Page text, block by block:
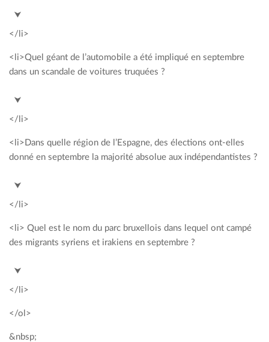
<span style= »color: #00a2c3; »>Train Worl</span>
⮟
</li>
<li>Quel géant de l’automobile a été impliqué en septembre
dans un scandale de voitures truquées ?
<span style= »color: #00a2c3; »>VW</span>
⮟
</li>
<li>Dans quelle région de l’Espagne, des élections ont-elles
donné en septembre la majorité absolue aux indépendantistes ?
<span style= »color: #00a2c3; »>Catalogne</span>
⮟
</li>
<li> Quel est le nom du parc bruxellois dans lequel ont campé
des migrants syriens et irakiens en septembre ?
<span style= »color: #00a2c3; »>Parc Maximilien</span>
⮟
</li>
</ol>
&nbsp;